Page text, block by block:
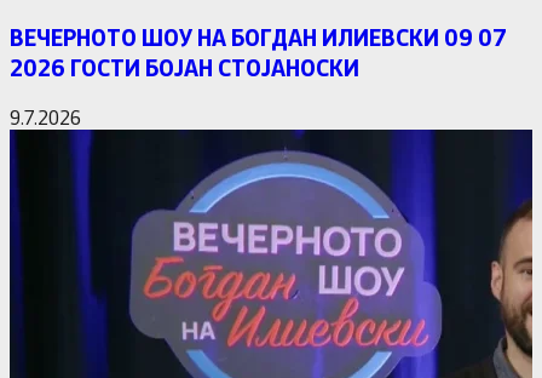
ВЕЧЕРНОТО ШОУ НА БОГДАН ИЛИЕВСКИ 09 07
2026 ГОСТИ БОЈАН СТОЈАНОСКИ
9.7.2026